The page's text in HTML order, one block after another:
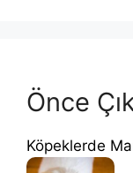
Önce
Köpeklerde